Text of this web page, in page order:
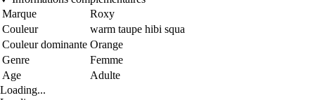
Marque
Roxy
Couleur
warm taupe hibi squa
Couleur dominante Orange
Genre
Femme
Age
Adulte
Loading...